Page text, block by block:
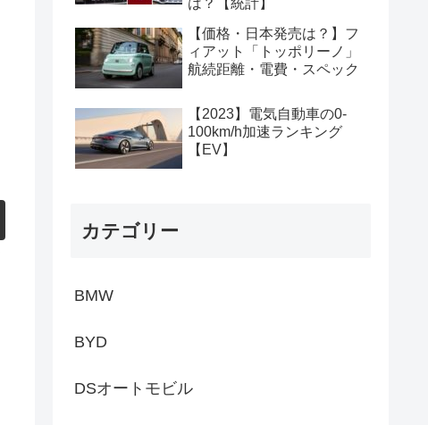
は？【統計】
【価格・日本発売は？】フ
ィアット「トッポリーノ」
航続距離・電費・スペック
【2023】電気自動車の0-
100km/h加速ランキング
【EV】
カテゴリー
BMW
BYD
DSオートモビル